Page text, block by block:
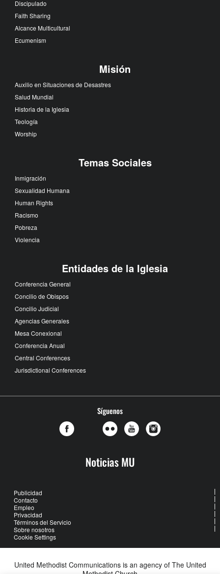
Discipulado
Faith Sharing
Alcance Multicultural
Ecumenism
Misión
Auxilio en Situaciones de Desastres
Salud Mundial
Historia de la Iglesia
Teología
Worship
Temas Sociales
Inmigración
Sexualidad Humana
Human Rights
Racismo
Pobreza
Violencia
Entidades de la Iglesia
Conferencia General
Concilio de Obispos
Concilio Judicial
Agencias Generales
Mesa Conexional
Conferencia Anual
Central Conferences
Jurisdictional Conferences
Síguenos
Noticias MU
Publicidad
Contacto
Empleo
Privacidad
Términos del Servicio
Sobre nosotros
Cookie Settings
United Methodist Communications is an agency of The United